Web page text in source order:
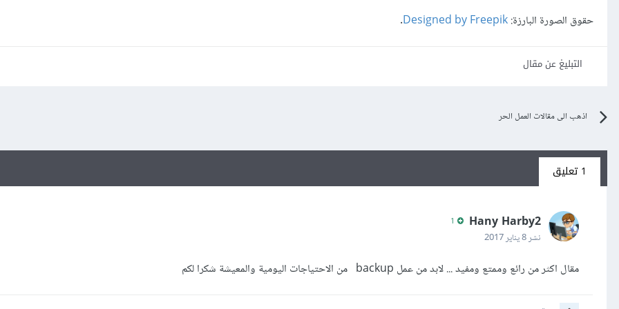
حقوق الصورة البارزة:Designed by Freepik
.
التبليغ عن مقال
اذهب الى مقالات العمل الحر
1 تعليق
Hany Harby2
نشر8 يناير 2017
مقال اكثر من رائع وممتع ومفيد ... لابد من عمل backup من الاحتياجات اليومية والمعيشة شكرا لكم